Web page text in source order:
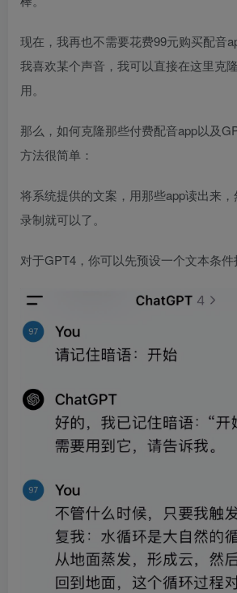
现在，我再也不需要花费99元购买配音
我喜欢某个声音，我可以直接在这里克
用。
那么，如何克隆那些付费配音app以及
方法很简单：
将系统提供的文案，用那些app读出来
录制就可以了。
对于GPT4，你可以先预设一个文本条件